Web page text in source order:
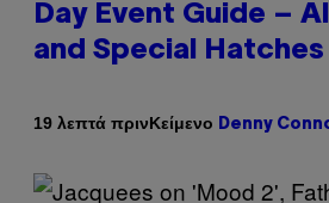
Day Event Guide –
and Special Hatches
19 λεπτά πρινΚείμενο Denny